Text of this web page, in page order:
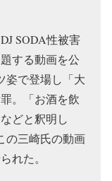
SODA性被害
する動画を公
姿で登場し「大
。「お酒を飲
どと釈明し
の三崎氏の動画
れた。